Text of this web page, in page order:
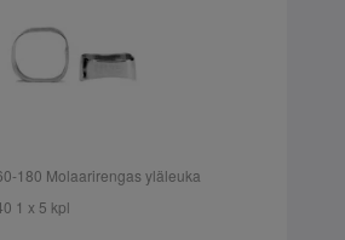
180 Molaarirengas yläleuka
1 x 5 kpl